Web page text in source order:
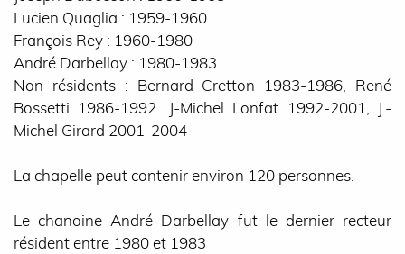
Lucien Quaglia : 1959-1960
François Rey : 1960-1980
André Darbellay : 1980-1983
Non résidents : Bernard Cretton 1983-1986, René
Bossetti 1986-1992. J-Michel Lonfat 1992-2001, J.-
Michel Girard 2001-2004
La chapelle peut contenir environ 120 personnes.
Le chanoine André Darbellay fut le dernier recteur
résident entre 1980 et 1983